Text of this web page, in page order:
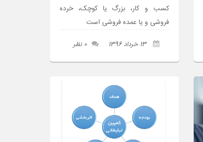
کسب و کار، بزرگ یا کوچک، خرده
فروشی و یا عمده فروشی است
13 خرداد 1396 0 نظر